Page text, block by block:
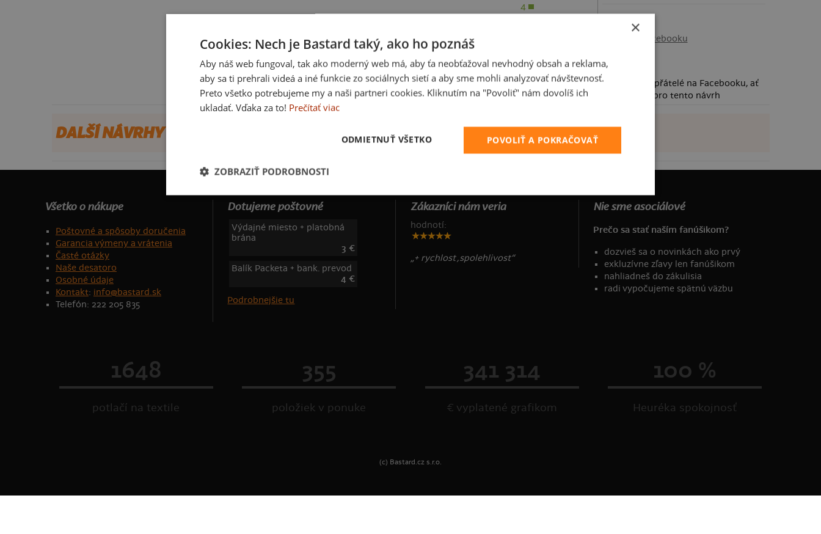
4
1
Sdílení
Sdílet na Facebooku
Požádej své přátelé na Facebooku, ať
taky hlasují pro tento návrh
DALŠÍ NÁVRHY OD XPLAYXER
Všetko o nákupe
Poštovné a spôsoby doručenia
Garancia výmeny a vrátenia
Časté otázky
Naše desatoro
Osobné údaje
Kontakt: info@bastard.sk
Telefón: 222 205 835
Dotujeme poštovné
Výdajné miesto + platobná
brána
3 €
Balík Packeta + bank. prevod
4 €
Podrobnejšie tu
Zákazníci nám veria
hodnotí:
„+ rychlost ,spolehlivost“
Nie sme asociálové
Prečo sa stať naším fanúšikom?
dozvieš sa o novinkách ako prvý
exkluzívne zľavy len fanúšikom
nahliadneš do zákulisia
radi vypočujeme spätnú väzbu
1648
potlačí na textile
355
položiek v ponuke
341 314
€ vyplatené grafikom
100 %
Heuréka spokojnosť
(c) Bastard.cz s.r.o.
×
Cookies: Nech je Bastard taký, ako ho poznáš
Aby náš web fungoval, tak ako moderný web má, aby ťa neobťažoval nevhodný obsah a reklama,
aby sa ti prehrali videá a iné funkcie zo sociálnych sietí a aby sme mohli analyzovať návštevnosť.
Preto všetko potrebujeme my a naši partneri cookies. Kliknutím na "Povoliť" nám dovolíš ich
ukladať. Vďaka za to! Prečítať viac
POVOLIŤ A POKRAČOVAŤ
ODMIETNUŤ VŠETKO
ZOBRAZIŤ PODROBNOSTI